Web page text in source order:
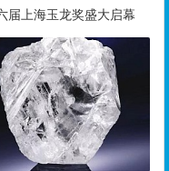
届上海玉龙奖盛大启幕